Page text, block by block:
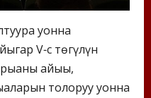
уонна
V-с төгүлүн
айыы,
толоруу уонна